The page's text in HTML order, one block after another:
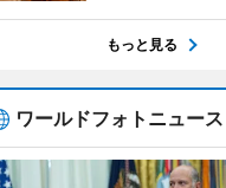
もっと見る
ワールドフォトニュース